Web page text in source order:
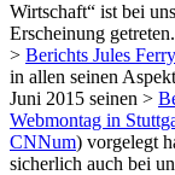
Wirtschaft“ ist bei
Erscheinung
> Berichts Jules
in allen seinen
Juni 2015 seinen >
Webmontag in
CNNum) vorgelegt
sicherlich auch bei